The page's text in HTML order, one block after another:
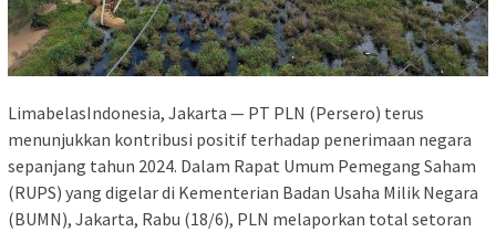
LimabelasIndonesia, Jakarta — PT PLN (Persero) terus
menunjukkan kontribusi positif terhadap penerimaan negara
sepanjang tahun 2024. Dalam Rapat Umum Pemegang Saham
(RUPS) yang digelar di Kementerian Badan Usaha Milik Negara
(BUMN), Jakarta, Rabu (18/6), PLN melaporkan total setoran